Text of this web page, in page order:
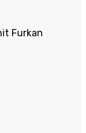
Furkan